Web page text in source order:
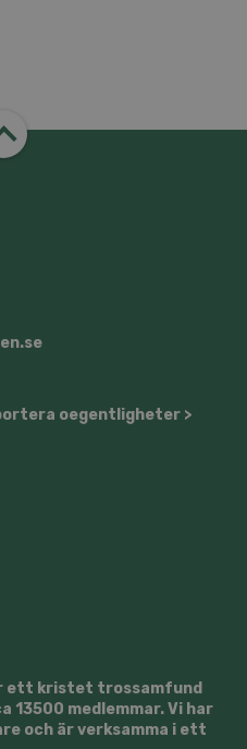
oegentligheter >
ett kristet trossamfund
13500 medlemmar. Vi har
och är verksamma i ett